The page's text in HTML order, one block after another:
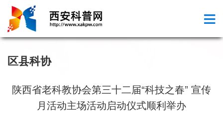
区县科协
陕西省老科教协会第三十二届“科技之春” 宣传
月活动主场活动启动仪式顺利举办